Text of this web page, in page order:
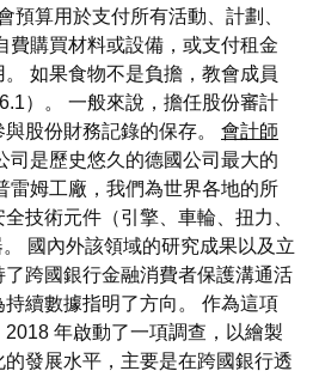
預算用於支付所有活動、計劃、
費購買材料或設備，或支付租金
如果食物不是負擔，教會成員
）。 一般來說，擔任股份審計
股份財務記錄的保存。 會計師
司是歷史悠久的德國公司最大的
雷姆工廠，我們為世界各地的所
技術元件（引擎、車輪、扭力、
國內外該領域的研究成果以及立
跨國銀行金融消費者保護溝通活
續數據指明了方向。 作為這項
年啟動了一項調查，以繪製
發展水平，主要是在跨國銀行透